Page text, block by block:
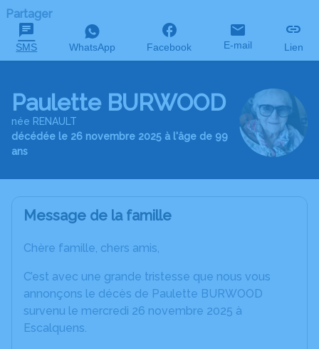
Partager
SMS WhatsApp Facebook E-mail Lien
Paulette BURWOOD
née RENAULT
décédée le 26 novembre 2025 à l'âge de 99
ans
Message de la famille
Chère famille, chers amis,
C’est avec une grande tristesse que nous vous
annonçons le décès de Paulette BURWOOD
survenu le mercredi 26 novembre 2025 à
Escalquens.